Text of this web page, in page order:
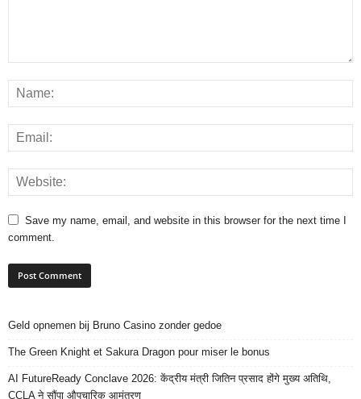
Save my name, email, and website in this browser for the next time I
comment.
Geld opnemen bij Bruno Casino zonder gedoe
The Green Knight et Sakura Dragon pour miser le bonus
AI FutureReady Conclave 2026: केंद्रीय मंत्री जितिन प्रसाद होंगे मुख्य अतिथि,
CCLA ने सौंपा औपचारिक आमंत्रण